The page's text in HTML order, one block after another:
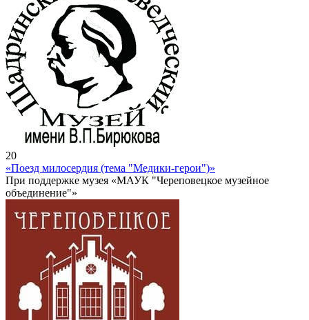
20
«Поезд милосердия (тема "Медики-герои")»
При поддержке музея «МАУК "Череповецкое музейное
объединение"»